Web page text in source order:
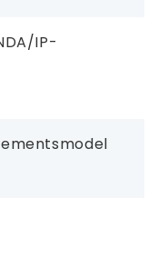
IP-